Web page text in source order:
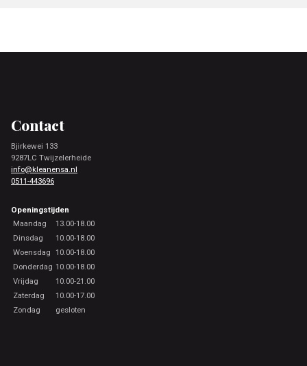
Contact
Bjirkewei 133
9287LC Twijzelerheide
info@kleanensa.nl
0511-443696
Openingstijden
Maandag
13.00-18.00
Dinsdag
10.00-18.00
Woensdag 10.00-18.00
Donderdag 10.00-18.00
Vrijdag
10.00-21.00
Zaterdag
10.00-17.00
Zondag
gesloten